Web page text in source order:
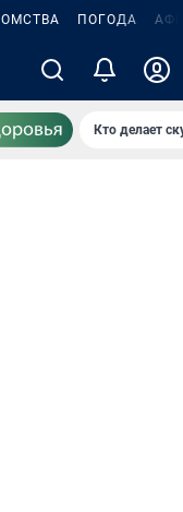
ПОГОДА
Кто делает